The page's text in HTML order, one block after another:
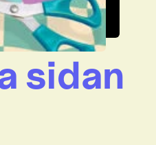
sidan